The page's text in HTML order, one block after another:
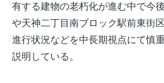
有する建物の老朽化が進む中で今
や天神二丁目南ブロック駅前東街
進行状況などを中長期視点にて慎
説明している。